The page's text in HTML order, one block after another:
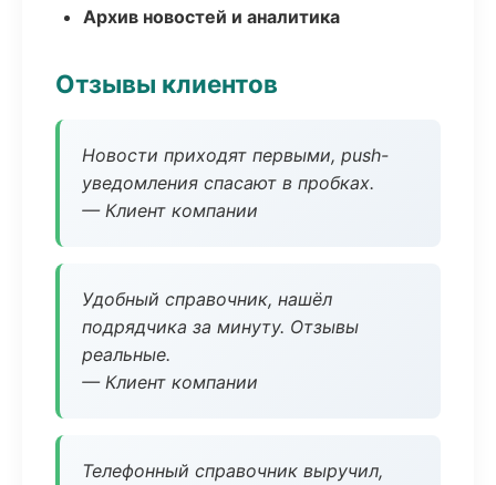
Архив новостей и аналитика
Отзывы клиентов
Новости приходят первыми, push-
уведомления спасают в пробках.
— Клиент компании
Удобный справочник, нашёл
подрядчика за минуту. Отзывы
реальные.
— Клиент компании
Телефонный справочник выручил,